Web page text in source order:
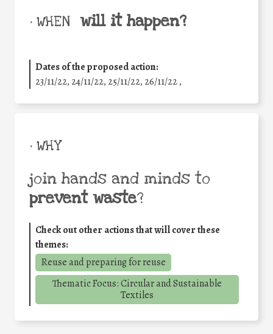
• WHEN will it happen?
Dates of the proposed action:
23/11/22, 24/11/22, 25/11/22, 26/11/22 ,
• WHY
join hands and minds to
prevent waste?
Check out other actions that will cover these
themes:
Reuse and preparing for reuse
Thematic Focus: Circular and Sustainable
Textiles